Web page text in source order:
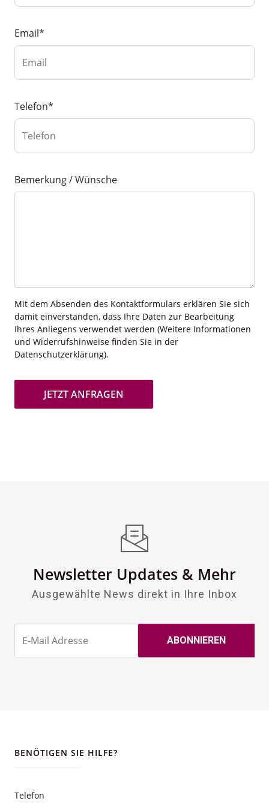
Email*
Telefon*
Bemerkung / Wünsche
Mit dem Absenden des Kontaktformulars erklären Sie sich
damit einverstanden, dass Ihre Daten zur Bearbeitung
Ihres Anliegens verwendet werden (Weitere Informationen
und Widerrufshinweise finden Sie in der
Datenschutzerklärung).
JETZT ANFRAGEN
Newsletter Updates & Mehr
Ausgewählte News direkt in Ihre Inbox
BENÖTIGEN SIE HILFE?
Telefon